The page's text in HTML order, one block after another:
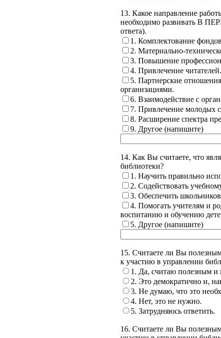
13. Какое направление
необходимо развивать В
ответа).
1. Комплектование
2. Материально-
3. Повышение
4. Привлечение читателей.
5. Партнерские
организациями.
6. Взаимодействие с
7. Привлечение молодых
8. Расширение спектра
9. Другое (напишите)
14. Как Вы считаете, что
библиотеки?
1. Научить правильно
2. Содействовать
3. Обеспечить
4. Помогать учителям и
воспитанию и обучению
5. Другое (напишите)
15. Считаете ли Вы
к участию в управлении
1. Да, считаю полезным и
2. Это демократично и,
3. Не думаю, что это
4. Нет, это не нужно.
5. Затрудняюсь ответить.
16. Считаете ли Вы